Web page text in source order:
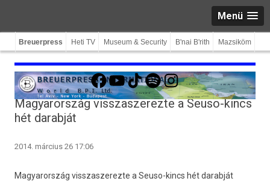
Menü
Breuerpress Heti TV Museum & Security B'nai B'rith Mazsiköm
Facebook
YouTube
TikTokSpotifyInstagram
Magyarország visszaszerezte a Seuso-kincs
hét darabját
2014. március 26 17:06
Magyarország visszas­zerez­te a Seuso-kincs hét darab­ját